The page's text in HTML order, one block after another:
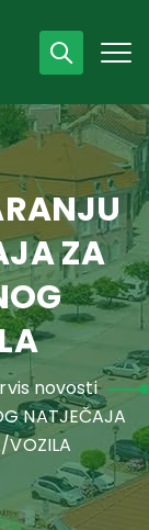
ZA
novosti
NATJEČAJA
VOZILA